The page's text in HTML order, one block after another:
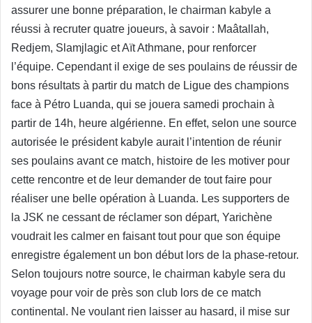
assurer une bonne préparation, le chairman kabyle a
réussi à recruter quatre joueurs, à savoir : Maâtallah,
Redjem, Slamjlagic et Aït Athmane, pour renforcer
l’équipe. Cependant il exige de ses poulains de réussir de
bons résultats à partir du match de Ligue des champions
face à Pétro Luanda, qui se jouera samedi prochain à
partir de 14h, heure algérienne. En effet, selon une source
autorisée le président kabyle aurait l’intention de réunir
ses poulains avant ce match, histoire de les motiver pour
cette rencontre et de leur demander de tout faire pour
réaliser une belle opération à Luanda. Les supporters de
la JSK ne cessant de réclamer son départ, Yarichène
voudrait les calmer en faisant tout pour que son équipe
enregistre également un bon début lors de la phase-retour.
Selon toujours notre source, le chairman kabyle sera du
voyage pour voir de près son club lors de ce match
continental. Ne voulant rien laisser au hasard, il mise sur